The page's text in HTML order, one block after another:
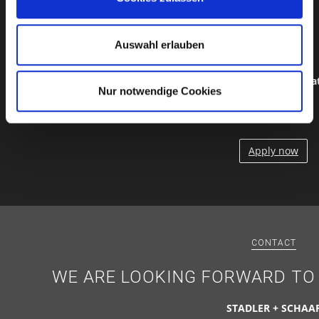
Auswahl erlauben
Nur notwendige Cookies
Commitment, reliability, determination and team spirit
Three to six months of your time
Are you interested? We look forward to receiving your
Apply now
CONTACT
WE ARE LOOKING FORWARD
STADLER +